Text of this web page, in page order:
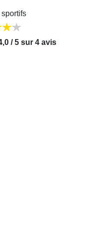
/ 5 sur 4 avis